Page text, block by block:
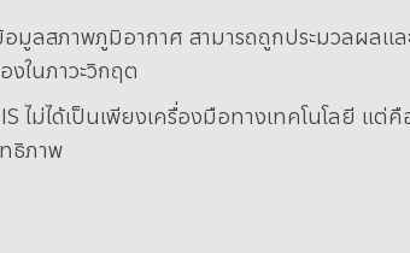
ลสภาพภูมิอากาศ สามารถถูกประมวลผลแ
ในภาวะวิกฤต
ม่ได้เป็นเพียงเครื่องมือทางเทคโนโลยี แต่คื
ธิภาพ